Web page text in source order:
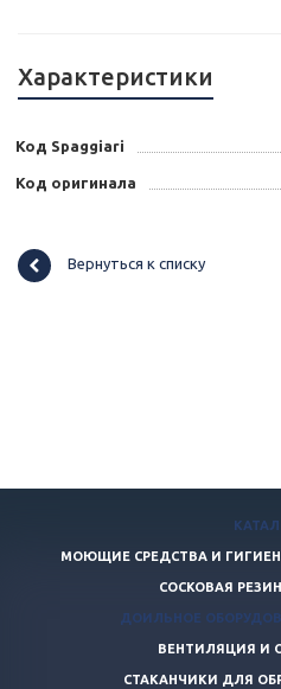
Характеристики
Код Spaggiari
Код оригинала
Вернуться к списку
МОЮЩИЕ СРЕДСТВА И
СОСКОВАЯ
ДОИЛЬНОЕ
ВЕНТИЛЯЦИЯ И
СТАКАНЧИКИ ДЛЯ